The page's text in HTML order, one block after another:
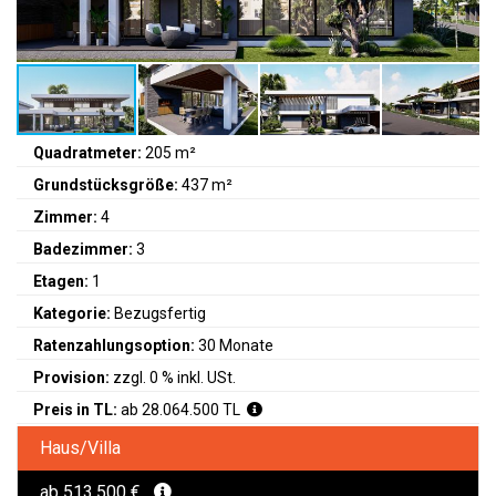
Quadratmeter: 205 m²
Grundstücksgröße: 437 m²
Zimmer: 4
Badezimmer: 3
Etagen: 1
Kategorie: Bezugsfertig
Ratenzahlungsoption: 30 Monate
Provision: zzgl. 0 % inkl. USt.
Preis in TL: ab 28.064.500 TL
Haus/Villa